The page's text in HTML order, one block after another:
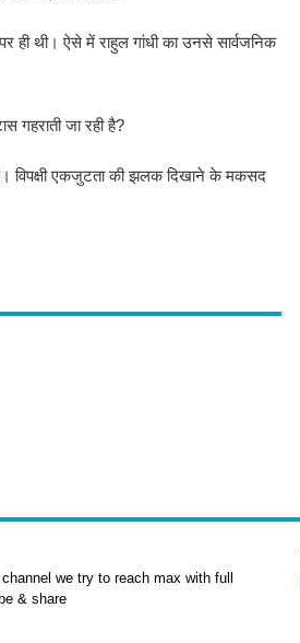
ही थी। ऐसे में राहुल गांधी का उनसे सार्वजनिक
गहराती जा रही है?
विपक्षी एकजुटता की झलक दिखाने के मकसद
we try to reach max with full
& share